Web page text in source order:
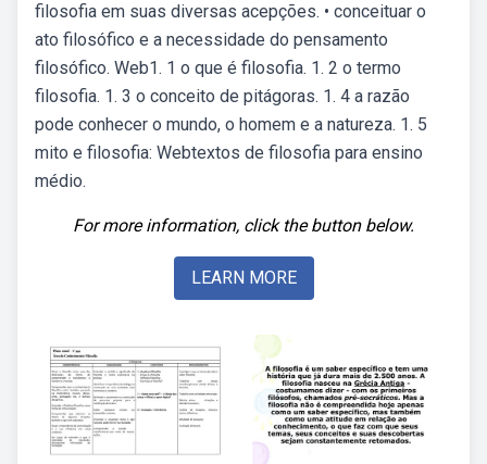
filosofia em suas diversas acepções. • conceituar o
ato filosófico e a necessidade do pensamento
filosófico. Web1. 1 o que é filosofia. 1. 2 o termo
filosofia. 1. 3 o conceito de pitágoras. 1. 4 a razão
pode conhecer o mundo, o homem e a natureza. 1. 5
mito e filosofia: Webtextos de filosofia para ensino
médio.
For more information, click the button below.
LEARN MORE